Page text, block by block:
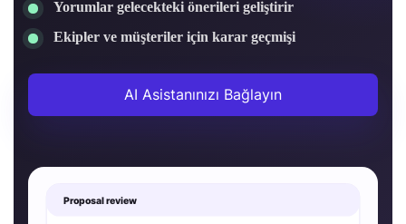
Yorumlar gelecekteki önerileri geliştirir
Ekipler ve müşteriler için karar geçmişi
AI Asistanınızı Bağlayın